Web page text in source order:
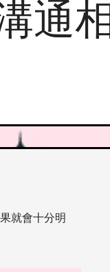
通相
就會十分明